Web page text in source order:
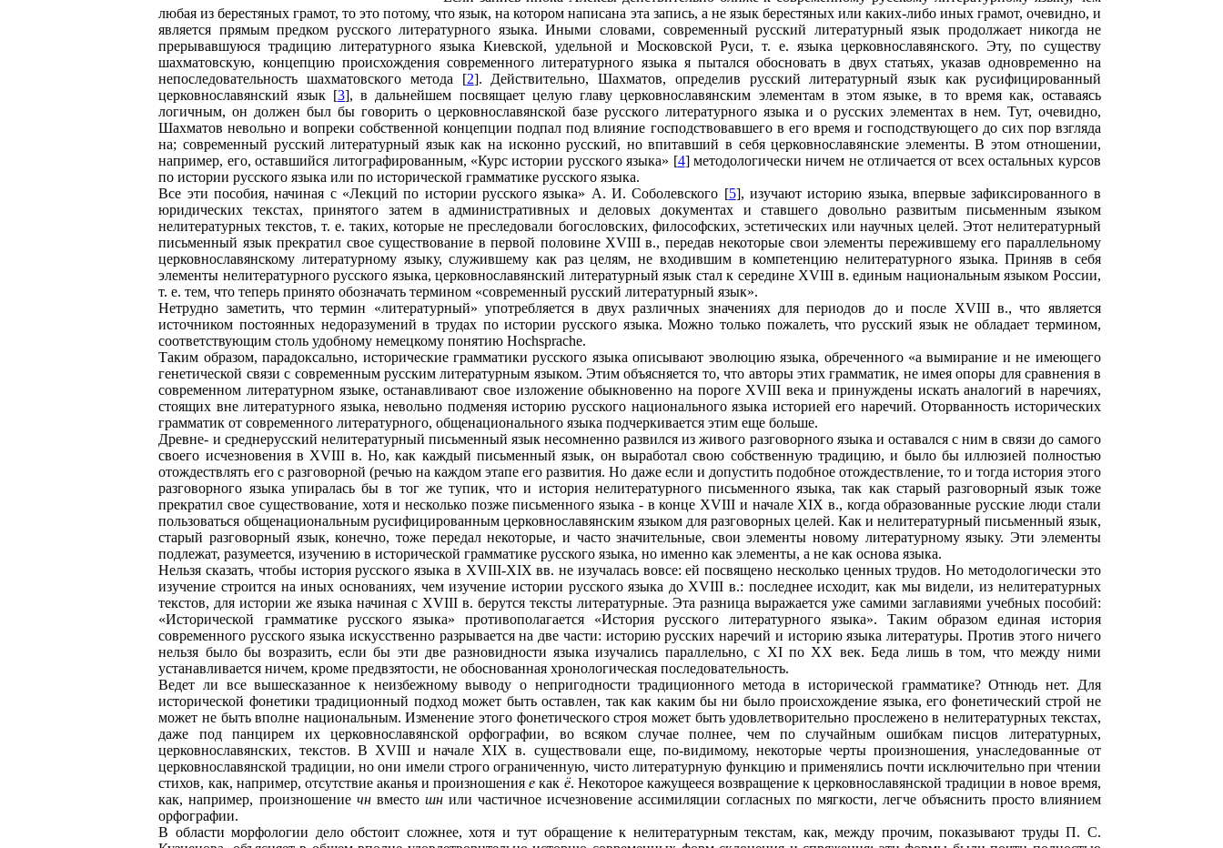
любая из берестяных грамот, то это потому, что язык, на котором написана эта запись, а не язык берестяных или каких-либо иных грамот, очевидно, и
является прямым предком русского литературного языка. Иными словами, современный русский литературный язык продолжает никогда не
прерывавшуюся традицию литературного языка Киевской, удельной и Московской Руси, т. е. языка церковнославянского. Эту, по существу
шахматовскую, концепцию происхождения современного ли­тературного языка я пытался обосновать в двух статьях, ука­зав одновременно на
непоследовательность шахматовского метода [2]. Действительно, Шахматов, определив русский литературный язык как русифицированный
церковнославянский язык [3], в дальнейшем посвящает целую главу церковнославянским элементам в этом языке, в то время как, оставаясь
логичным, он должен был бы говорить о церковнославянской базе русского литературного языка и о русских элементах в нем. Тут, очевидно,
Шахматов невольно и вопреки собственной концепции подпал под влияние господствовавшего в его время и господствующего до сих пор взгляда
на; современный русский литературный язык как на исконно русский, но впитавший в себя церковнославянские элементы. В этом отношении,
например, его, оставшийся литографированным, «Курс истории русского языка» [4] методологически ничем не отличается от всех остальных курсов
по истории русского языка или по исторической грамматике русского языка.
Все эти пособия, начиная с «Лекций по истории русского языка» А. И. Соболевского [5], изучают историю языка, впервые зафиксированного в
юридических текстах, принятого затем в административных и деловых документах и ставшего довольно развитым письменным языком
нелитературных текстов, т. е. таких, которые не преследовали богословских, философских, эстетических или научных целей. Этот нелитературный
письменный язык прекратил свое существование в первой половине XVIII в., передав некоторые свои элементы пережившему его параллельному
церковнославянскому литературному языку, служившему как раз целям, не входившим в компетенцию нелитературного языка. Приняв в себя
элементы нелитературного русского языка, церковнославянский литературный язык стал к середине XVIII в. единым национальным языком России,
т. е. тем, что теперь принято обозначать термином «современный русский литературный язык».
Нетрудно заметить, что термин «литературный» употребляется в двух различных значениях для периодов до и после XVIII в., что является
источником постоянных недоразумений в трудах по истории русского языка. Можно только пожалеть, что русский язык не обладает термином,
соответствующим столь удобному немецкому понятию Hochsprache.
Таким образом, парадоксально, исторические грамматики русского языка описывают эволюцию языка, обреченного «а вымирание и не имеющего
генетической связи с современным русским литературным языком. Этим объясняется то, что авторы этих грамматик, не имея опоры для сравнения в
современном литературном языке, останавливают свое изложение обыкновенно на пороге XVIII века и принуждены искать аналогий в наречиях,
стоящих вне литературного языка, невольно подменяя историю русского национального языка историей его наречий. Оторванность исторических
грамматик от современного литературного, общенационального языка подчеркивается этим еще больше.
Древне- и среднерусский нелитературный письменный язык несомненно развился из живого разговорного языка и оставался с ним в связи до самого
своего исчезновения в XVIII в. Но, как каждый письменный язык, он выработал свою собственную традицию, и было бы иллюзией полностью
отождествлять его с разговорной (речью на каждом этапе его развития. Но даже если и допустить подобное отождествление, то и тогда история этого
разговорного языка упиралась бы в тог же тупик, что и история нелитературного письменного языка, так как старый разговорный язык тоже
прекратил свое существование, хотя и несколько позже письменного языка - в конце XVIII и начале XIX в., когда образованные русские люди стали
пользоваться общенациональным русифицированным церковнославянским языком для разговорных целей. Как и нелитературный письменный язык,
старый разговорный язык, конечно, тоже передал некоторые, и часто значительные, свои элементы новому литературному языку. Эти элементы
подлежат, разумеется, изучению в исторической грамматике русского языка, но именно как элементы, а не как основа языка.
Нельзя сказать, чтобы история русского языка в XVIII-XIX вв. не изучалась вовсе: ей посвящено несколько ценных трудов. Но методологически это
изучение строится на иных основаниях, чем изучение истории русского языка до XVIII в.: последнее исходит, как мы видели, из нелитературных
текстов, для истории же языка начиная с XVIII в. берутся тексты литературные. Эта разница выражается уже самими заглавиями учебных пособий:
«Исторической грамматике русского языка» противополагается «История русского литературного языка». Таким образом единая история
современного русского языка искусственно разрывается на две части: историю русских наречий и историю языка литературы. Против этого ничего
нельзя было бы возразить, если бы эти две разновидности языка изучались параллельно, с XI по XX век. Беда лишь в том, что между ними
устанавливается ничем, кроме предвзятости, не обоснованная хронологическая последовательность.
Ведет ли все вышесказанное к неизбежному выводу о непригодности традиционного метода в исторической грамматике? Отнюдь нет. Для
исторической фонетики традиционный подход может быть оставлен, так как каким бы ни было происхождение языка, его фонетический строй не
может не быть вполне национальным. Изменение этого фонетического строя может быть удовлетворительно прослежено в нелитературных текстах,
даже под панцирем их церковнославянской орфографии, во всяком случае полнее, чем по случайным ошибкам писцов литературных,
церковнославянских, текстов. В XVIII и начале XIX в. существовали еще, по-видимому, некоторые черты произношения, унаследованные от
церковно­славянской традиции, но они имели строго ограниченную, чисто литературную функцию и применялись почти исключительно при чтении
стихов, как, например, отсутствие аканья и произношенияе как ё. Некоторое кажущееся возвращение к церковнославянской традиции в новое время,
как, например, произношение чнвместо шнили частичное исчезновение ассимиляции согласных по мягкости, легче объяснить просто влиянием
орфографии.
В области морфологии дело обстоит сложнее, хотя и тут обращение к нелитературным текстам, как, между прочим, показывают труды П. С.